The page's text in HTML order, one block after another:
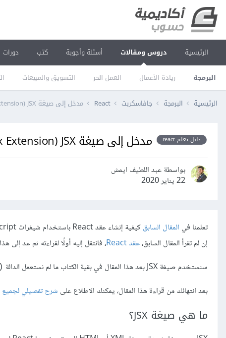
الرئيسية دروس ومقالات
البرمجة ريادة الأعمال العمل الحر التسويق والمبيعات
أسئلة وأجوبة كتب دورات
الرئيسية البرمجة جافاسكربت React مدخل إلى صيغة JavaScript Syntax Extension) JSX)
دليل تعلم react مدخل إلى صيغة JavaScript Syntax Extension) JSX)
بواسطة عبد اللطيف ايمش
22 يناير 2020
تعلمنا في المقال السابقكيفية إنشاء عقد React باستخدام شيفرات JavaScript العادية، وسنلقي في هذا المقال نظرةً على إنشاء عقد React باستخدام
إن لم تقرأ المقال السابق،عقد React
، فانتقل إليه أولًا لقراءته ثم عد إلى
سنستخدم صيغة JSX بعد هذا المقال في بقية الكتاب ما لم نستعمل الدالة
بعد انتهائك من قراءة هذا المقال، يمكنك الاطلاع على شرح تفصيلي لجميع
ما هي صيغة JSX؟